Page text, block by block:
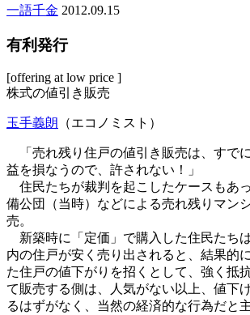
一語千金 2012.09.15
有利発行
[offering at low price ]
株式の値引き販売
玉手義朗 （エコノミスト）
「売れ残り住戸の値引き販売は、すで
益を損なうので、許されない！」
住民たちが裁判を起こしたケースもあ
備公団（当時）などによる売れ残りマン
売。
新築時に「定価」で購入した住民たち
内の住戸が安く売り出されると、結果的
た住戸の値下がりを招くとして、強く抵
て販売する側は、人気がない以上、値下
るはずがなく、当然の経済的な行為だと